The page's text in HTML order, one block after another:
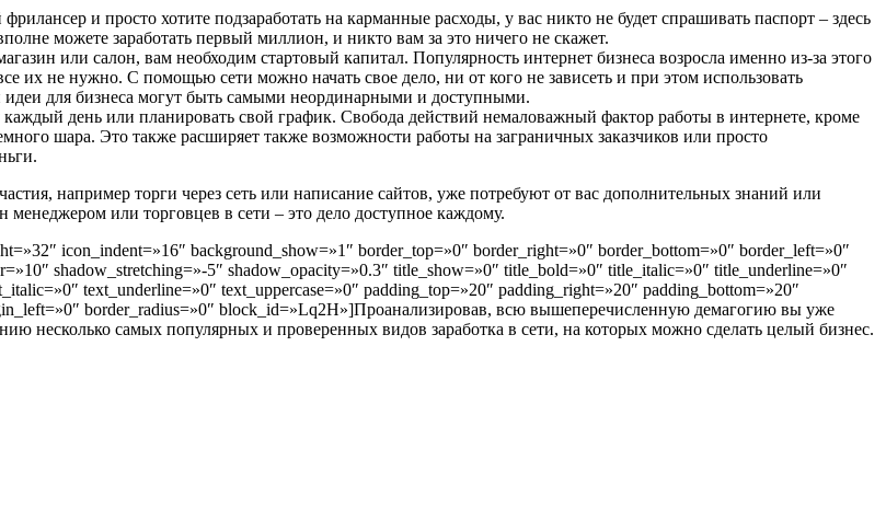
и просто хотите подзаработать на карманные расходы, у вас никто не будет спрашивать паспорт – здесь
можете заработать первый миллион, и никто вам за это ничего не скажет.
или салон, вам необходим стартовый капитал. Популярность интернет бизнеса возросла именно из-за этого
их не нужно. С помощью сети можно начать свое дело, ни от кого не зависеть и при этом использовать
для бизнеса могут быть самыми неординарными и доступными.
день или планировать свой график. Свобода действий немаловажный фактор работы в интернете, кроме
шара. Это также расширяет также возможности работы на заграничных заказчиков или просто
например торги через сеть или написание сайтов, уже потребуют от вас дополнительных знаний или
или торговцев в сети – это дело доступное каждому.
icon_indent=»16″ background_show=»1″ border_top=»0″ border_right=»0″ border_bottom=»0″ border_left=»0″
shadow_stretching=»-5″ shadow_opacity=»0.3″ title_show=»0″ title_bold=»0″ title_italic=»0″ title_underline=»0″
text_underline=»0″ text_uppercase=»0″ padding_top=»20″ padding_right=»20″ padding_bottom=»20″
border_radius=»0″ block_id=»Lq2H»]Проанализировав, всю вышеперечисленную демагогию вы уже
несколько самых популярных и проверенных видов заработка в сети, на которых можно сделать целый бизнес.